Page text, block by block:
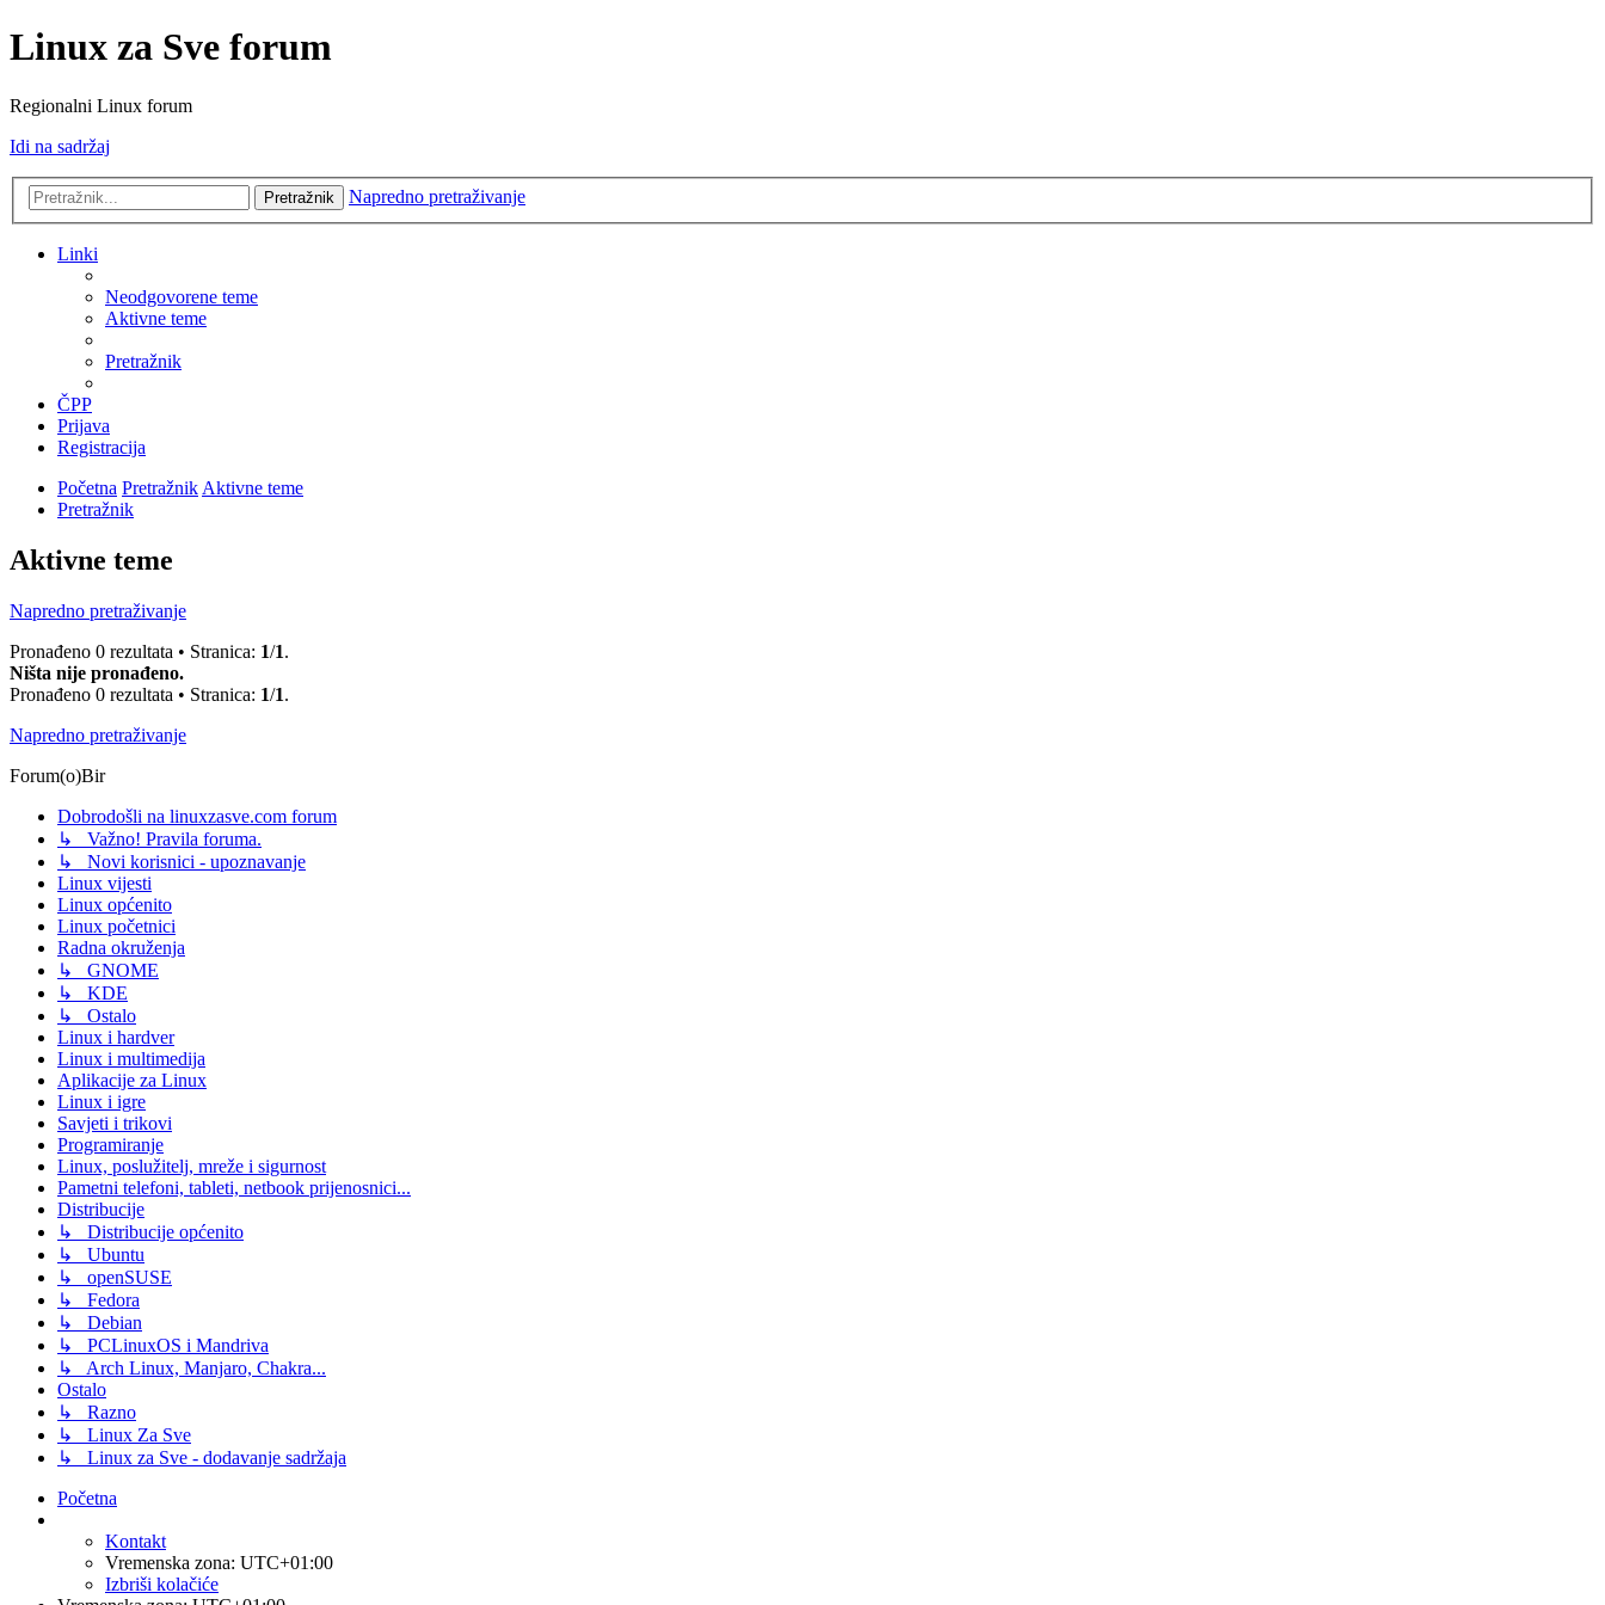
Linux za Sve forum
Regionalni Linux forum
Idi na sadržaj
Pretražnik Napredno pretraživanje
Linki
Neodgovorene teme
Aktivne teme
Pretražnik
ČPP
Prijava
Registracija
Početna PretražnikAktivne teme
Pretražnik
Aktivne teme
Napredno pretraživanje
Pronađeno 0 rezultata • Stranica: 1/1.
Ništa nije pronađeno.
Pronađeno 0 rezultata • Stranica: 1/1.
Napredno pretraživanje
Forum(o)Bir
Dobrodošli na linuxzasve.com forum
↳ Važno! Pravila foruma.
↳ Novi korisnici - upoznavanje
Linux vijesti
Linux općenito
Linux početnici
Radna okruženja
↳ GNOME
↳ KDE
↳ Ostalo
Linux i hardver
Linux i multimedija
Aplikacije za Linux
Linux i igre
Savjeti i trikovi
Programiranje
Linux, poslužitelj, mreže i sigurnost
Pametni telefoni, tableti, netbook prijenosnici...
Distribucije
↳ Distribucije općenito
↳ Ubuntu
↳ openSUSE
↳ Fedora
↳ Debian
↳ PCLinuxOS i Mandriva
↳ Arch Linux, Manjaro, Chakra...
Ostalo
↳ Razno
↳ Linux Za Sve
↳ Linux za Sve - dodavanje sadržaja
Početna
Kontakt
Vremenska zona: UTC+01:00
Izbriši kolačiće